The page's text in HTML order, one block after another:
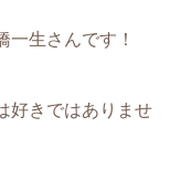
一生さんです！
好きではありませ